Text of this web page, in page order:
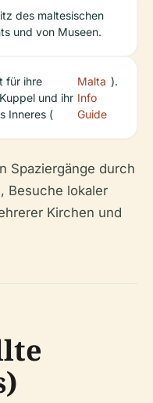
des maltesischen
und von Museen.
für ihre
und ihr
Inneres (
Malta
Info
Guide
).
Spaziergänge durch
Besuche lokaler
Kirchen und